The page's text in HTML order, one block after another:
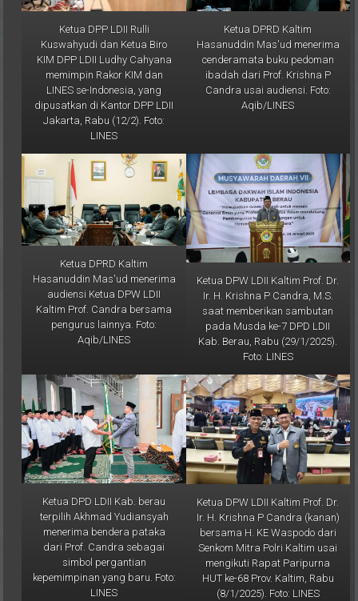
Ketua DPP LDII Rulli
Kuswahyudi dan Ketua Biro
KIM DPP LDII Ludhy Cahyana
memimpin Rakor KIM dan
LINES se-Indonesia, yang
dipusatkan di Kantor DPP LDII
Jakarta, Rabu (12/2). Foto:
LINES
Ketua DPRD Kaltim
Hasanuddin Mas'ud menerima
cenderamata buku pedoman
ibadah dari Prof. Krishna P
Candra usai audiensi. Foto:
Aqib/LINES
Ketua DPRD Kaltim
Hasanuddin Mas'ud menerima
audiensi Ketua DPW LDII
Kaltim Prof. Candra bersama
pengurus lainnya. Foto:
Aqib/LINES
Ketua DPW LDII Kaltim Prof. Dr.
Ir. H. Krishna P Candra, M.S.
saat memberikan sambutan
pada Musda ke-7 DPD LDII
Kab. Berau, Rabu (29/1/2025).
Foto: LINES
Ketua DPD LDII Kab. berau
terpilih Akhmad Yudiansyah
menerima bendera pataka
dari Prof. Candra sebagai
simbol pergantian
kepemimpinan yang baru. Foto:
LINES
Ketua DPW LDII Kaltim Prof. Dr.
Ir. H. Krishna P Candra (kanan)
bersama H. KE Waspodo dari
Senkom Mitra Polri Kaltim usai
mengikuti Rapat Paripurna
HUT ke-68 Prov. Kaltim, Rabu
(8/1/2025). Foto: LINES